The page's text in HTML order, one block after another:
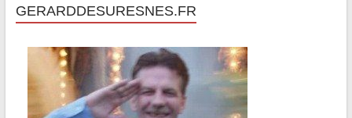
GERARDDESURESNES.FR